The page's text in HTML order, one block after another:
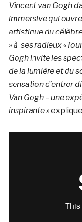
Vincent van Gogh
immersive qui
artistique du
» à ses radieux
Gogh invite les
de la lumière et du
sensation d’entrer
Van Gogh – une
inspirante »explique